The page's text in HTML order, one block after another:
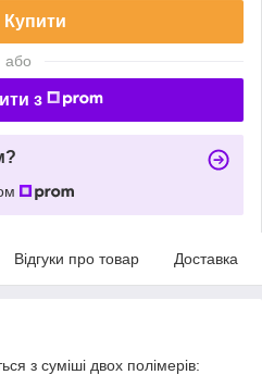
Купити
або
з
Відгуки про товар Доставка
з суміші двох полімерів: